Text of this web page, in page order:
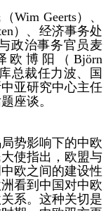
Wim Geerts）、
）、经济事务处
政治事务官员麦
欧博阳（Björn
总裁任力波、国
亚研究中心主任
座谈。
势影响下的中欧
使指出，欧盟与
欧之间的建设性
看到中国对中欧
系。这种关切是